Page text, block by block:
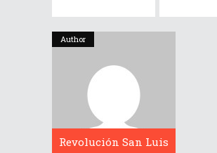
Author
Revolución San Luis